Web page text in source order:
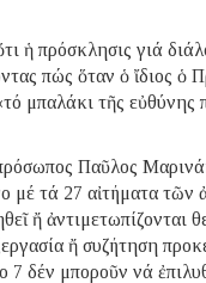
ἡ πρόσκλησις γιά
πώς ὅταν ὁ ἴδιος ὁ
μπαλάκι τῆς εὐθύνης
Παῦλος
μέ τά 27 αἰτήματα τῶν
ἤ ἀντιμετωπίζονται
ἤ συζήτηση
7 δέν μποροῦν νά